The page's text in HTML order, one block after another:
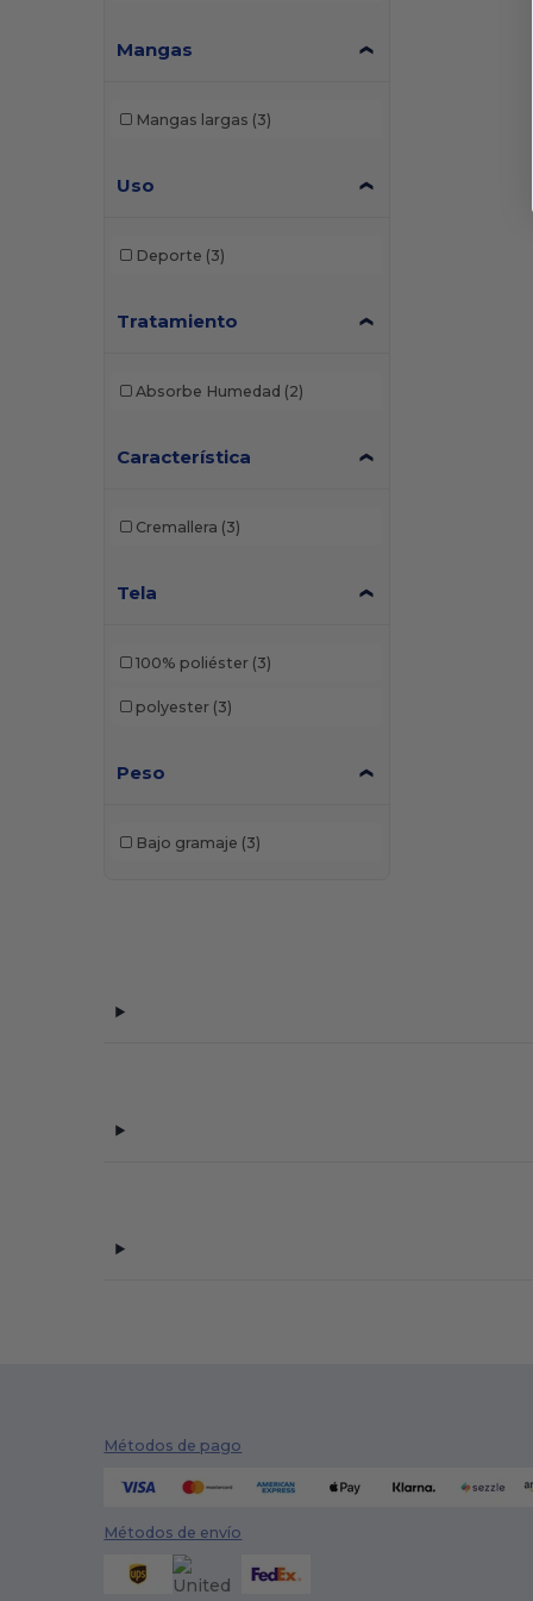
Swannies Golf
Mangas
Mangas largas (3)
Uso
Deporte (3)
Tratamiento
Absorbe Humedad (2)
Característica
Cremallera (3)
Tela
100% poliéster (3)
polyester (3)
Peso
Bajo gramaje (3)
Métodos de pago
Métodos de envío